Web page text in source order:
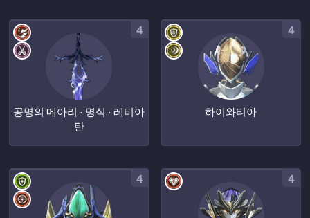
공명의 메아리 · 명식 · 레비아
탄
4
하이와티아
4
4 4